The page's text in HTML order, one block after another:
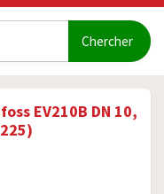
EV210B DN 10,